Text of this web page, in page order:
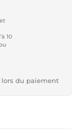
10
lors du paiement